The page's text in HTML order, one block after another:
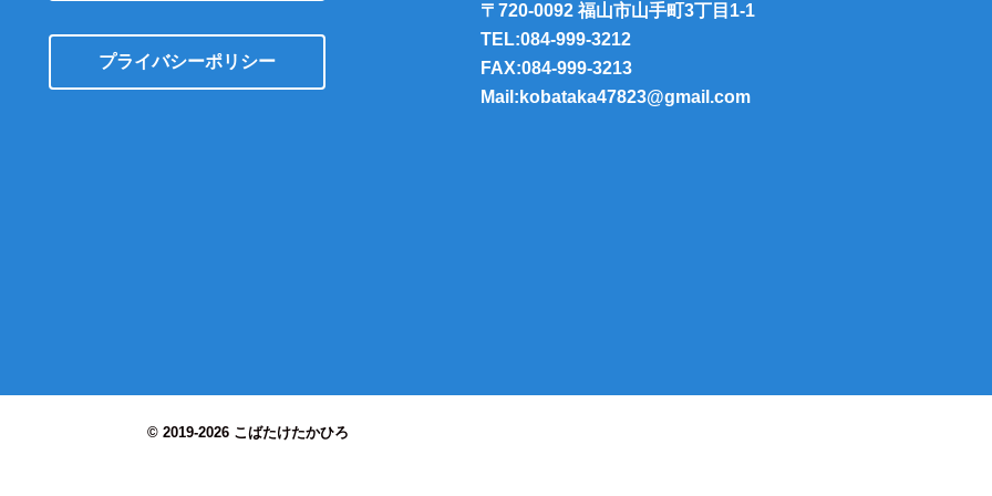
プライバシーポリシー
〒720-0092 福山市山手町3丁目1-1
TEL:084-999-3212
FAX:084-999-3213
Mail:kobataka47823@gmail.com
© 2019-2026 こばたけたかひろ